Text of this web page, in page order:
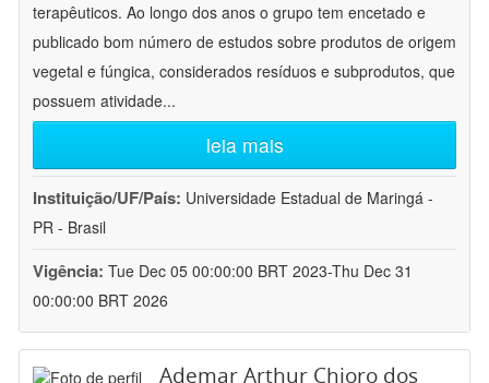
terapêuticos. Ao longo dos anos o grupo tem encetado e
publicado bom número de estudos sobre produtos de origem
vegetal e fúngica, considerados resíduos e subprodutos, que
possuem atividade...
leia mais
Instituição/UF/País: Universidade Estadual de Maringá -
PR - Brasil
Vigência: Tue Dec 05 00:00:00 BRT 2023-Thu Dec 31
00:00:00 BRT 2026
Ademar Arthur Chioro dos